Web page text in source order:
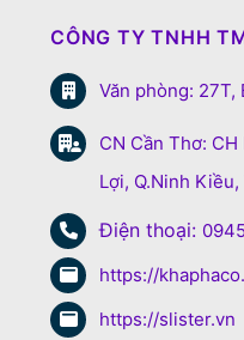
CÔNG TY TNHH
Văn phòng: 27T,
CN Cần Thơ:
Lợi, Q.Ninh
Điện thoại:
https://
https://slister.vn